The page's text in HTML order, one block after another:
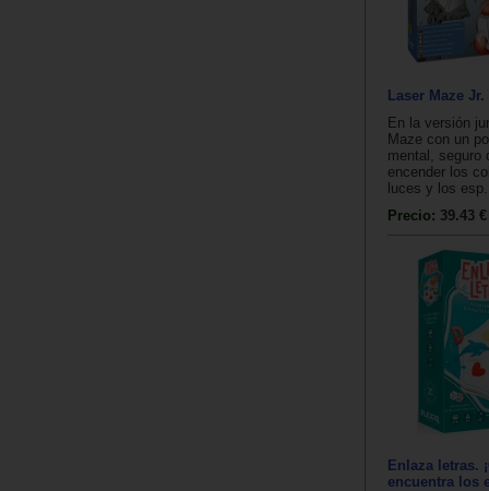
Laser Maze Jr.
En la versión
Maze con un
mental, seguro
encender los
luces y los
Precio: 39.43 €
Enlaza letras.
encuentra los